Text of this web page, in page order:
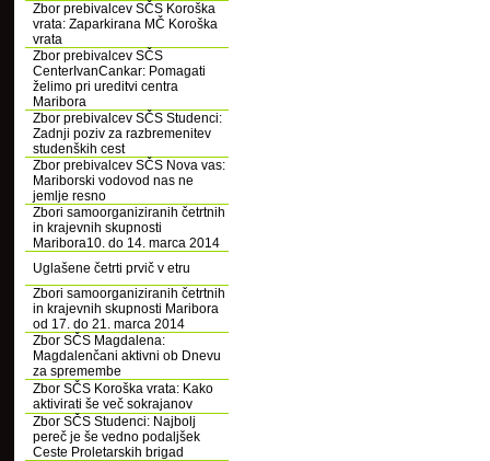
Zbor prebivalcev SČS Koroška
vrata: Zaparkirana MČ Koroška
vrata
Zbor prebivalcev SČS
CenterIvanCankar: Pomagati
želimo pri ureditvi centra
Maribora
Zbor prebivalcev SČS Studenci:
Zadnji poziv za razbremenitev
studenških cest
Zbor prebivalcev SČS Nova vas:
Mariborski vodovod nas ne
jemlje resno
Zbori samoorganiziranih četrtnih
in krajevnih skupnosti
Maribora10. do 14. marca 2014
Uglašene četrti prvič v etru
Zbori samoorganiziranih četrtnih
in krajevnih skupnosti Maribora
od 17. do 21. marca 2014
Zbor SČS Magdalena:
Magdalenčani aktivni ob Dnevu
za spremembe
Zbor SČS Koroška vrata: Kako
aktivirati še več sokrajanov
Zbor SČS Studenci: Najbolj
pereč je še vedno podaljšek
Ceste Proletarskih brigad